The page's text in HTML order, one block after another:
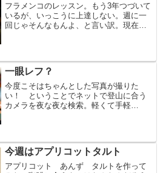
フラメンコのレッスン。もう3年つづいて
いるが、いっこうに上達しない。週に一
回じゃそんなもんよ、と言い訳。現在は
た。今は老婆の貫禄、...
一眼レフ？
今度こそはちゃんとした写真が撮りた
い！ ということでネットで登山に合う
カメラを夜な夜な検索。軽くて手軽
からって首に掛ける？・・みんなどうし
て...
今週はアプリコットタルト
アプリコット あんず タルトを作って